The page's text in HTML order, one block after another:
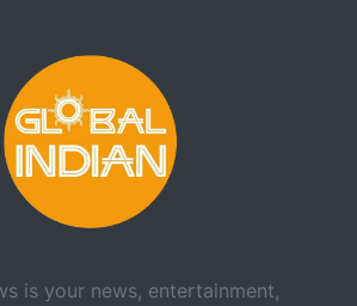
is your news, entertainment,